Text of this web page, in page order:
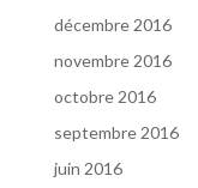
décembre 2016
novembre 2016
octobre 2016
septembre 2016
juin 2016